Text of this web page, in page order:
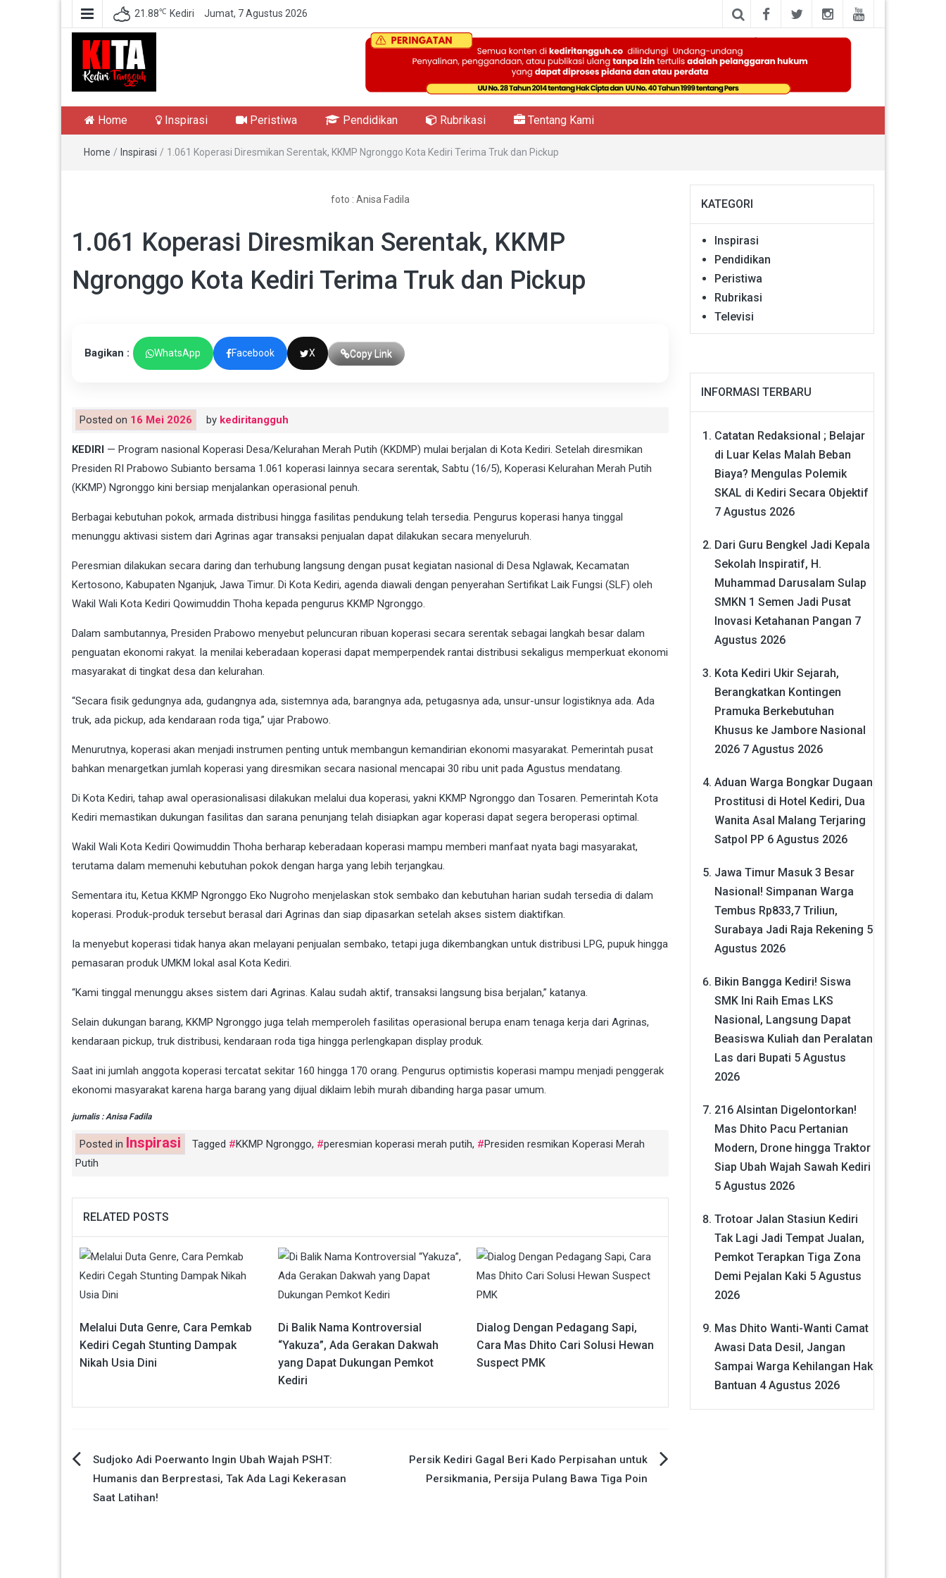
21.88℃ Kediri Jumat, 7 Agustus 2026
Kediri Tangguh
Home Inspirasi Peristiwa Pendidikan Rubrikasi Tentang Kami
Home / Inspirasi / 1.061 Koperasi Diresmikan Serentak, KKMP Ngronggo Kota Kediri Terima Truk dan Pickup
foto : Anisa Fadila
1.061 Koperasi Diresmikan Serentak, KKMP
Ngronggo Kota Kediri Terima Truk dan Pickup
Bagikan : WhatsApp Facebook X Copy Link
Posted on 16 Mei 2026 by kediritangguh
KEDIRI — Program nasional Koperasi Desa/Kelurahan Merah Putih (KKDMP) mulai berjalan di Kota Kediri. Setelah diresmikan
Presiden RI Prabowo Subianto bersama 1.061 koperasi lainnya secara serentak, Sabtu (16/5), Koperasi Kelurahan Merah Putih
(KKMP) Ngronggo kini bersiap menjalankan operasional penuh.
Berbagai kebutuhan pokok, armada distribusi hingga fasilitas pendukung telah tersedia. Pengurus koperasi hanya tinggal
menunggu aktivasi sistem dari Agrinas agar transaksi penjualan dapat dilakukan secara menyeluruh.
Peresmian dilakukan secara daring dan terhubung langsung dengan pusat kegiatan nasional di Desa Nglawak, Kecamatan
Kertosono, Kabupaten Nganjuk, Jawa Timur. Di Kota Kediri, agenda diawali dengan penyerahan Sertifikat Laik Fungsi (SLF) oleh
Wakil Wali Kota Kediri Qowimuddin Thoha kepada pengurus KKMP Ngronggo.
Dalam sambutannya, Presiden Prabowo menyebut peluncuran ribuan koperasi secara serentak sebagai langkah besar dalam
penguatan ekonomi rakyat. Ia menilai keberadaan koperasi dapat memperpendek rantai distribusi sekaligus memperkuat ekonomi
masyarakat di tingkat desa dan kelurahan.
“Secara fisik gedungnya ada, gudangnya ada, sistemnya ada, barangnya ada, petugasnya ada, unsur-unsur logistiknya ada. Ada
truk, ada pickup, ada kendaraan roda tiga,” ujar Prabowo.
Menurutnya, koperasi akan menjadi instrumen penting untuk membangun kemandirian ekonomi masyarakat. Pemerintah pusat
bahkan menargetkan jumlah koperasi yang diresmikan secara nasional mencapai 30 ribu unit pada Agustus mendatang.
Di Kota Kediri, tahap awal operasionalisasi dilakukan melalui dua koperasi, yakni KKMP Ngronggo dan Tosaren. Pemerintah Kota
Kediri memastikan dukungan fasilitas dan sarana penunjang telah disiapkan agar koperasi dapat segera beroperasi optimal.
Wakil Wali Kota Kediri Qowimuddin Thoha berharap keberadaan koperasi mampu memberi manfaat nyata bagi masyarakat,
terutama dalam memenuhi kebutuhan pokok dengan harga yang lebih terjangkau.
Sementara itu, Ketua KKMP Ngronggo Eko Nugroho menjelaskan stok sembako dan kebutuhan harian sudah tersedia di dalam
koperasi. Produk-produk tersebut berasal dari Agrinas dan siap dipasarkan setelah akses sistem diaktifkan.
Ia menyebut koperasi tidak hanya akan melayani penjualan sembako, tetapi juga dikembangkan untuk distribusi LPG, pupuk hingga
pemasaran produk UMKM lokal asal Kota Kediri.
“Kami tinggal menunggu akses sistem dari Agrinas. Kalau sudah aktif, transaksi langsung bisa berjalan,” katanya.
Selain dukungan barang, KKMP Ngronggo juga telah memperoleh fasilitas operasional berupa enam tenaga kerja dari Agrinas,
kendaraan pickup, truk distribusi, kendaraan roda tiga hingga perlengkapan display produk.
Saat ini jumlah anggota koperasi tercatat sekitar 160 hingga 170 orang. Pengurus optimistis koperasi mampu menjadi penggerak
ekonomi masyarakat karena harga barang yang dijual diklaim lebih murah dibanding harga pasar umum.
jurnalis : Anisa Fadila
Posted in Inspirasi Tagged KKMP Ngronggo, peresmian koperasi merah putih,
Presiden resmikan Koperasi Merah
Putih
RELATED POSTS
Melalui Duta Genre, Cara Pemkab
Kediri Cegah Stunting Dampak
Nikah Usia Dini
Di Balik Nama Kontroversial
“Yakuza”, Ada Gerakan Dakwah
yang Dapat Dukungan Pemkot
Kediri
Dialog Dengan Pedagang Sapi,
Cara Mas Dhito Cari Solusi Hewan
Suspect PMK
Navigasi
pos
Sudjoko Adi Poerwanto Ingin Ubah Wajah PSHT:
Humanis dan Berprestasi, Tak Ada Lagi Kekerasan
Saat Latihan!
Persik Kediri Gagal Beri Kado Perpisahan untuk
Persikmania, Persija Pulang Bawa Tiga Poin
KATEGORI
Inspirasi
Pendidikan
Peristiwa
Rubrikasi
Televisi
INFORMASI TERBARU
Catatan Redaksional ; Belajar
di Luar Kelas Malah Beban
Biaya? Mengulas Polemik
SKAL di Kediri Secara Objektif
7 Agustus 2026
Dari Guru Bengkel Jadi Kepala
Sekolah Inspiratif, H.
Muhammad Darusalam Sulap
SMKN 1 Semen Jadi Pusat
Inovasi Ketahanan Pangan 7
Agustus 2026
Kota Kediri Ukir Sejarah,
Berangkatkan Kontingen
Pramuka Berkebutuhan
Khusus ke Jambore Nasional
2026 7 Agustus 2026
Aduan Warga Bongkar Dugaan
Prostitusi di Hotel Kediri, Dua
Wanita Asal Malang Terjaring
Satpol PP 6 Agustus 2026
Jawa Timur Masuk 3 Besar
Nasional! Simpanan Warga
Tembus Rp833,7 Triliun,
Surabaya Jadi Raja Rekening 5
Agustus 2026
Bikin Bangga Kediri! Siswa
SMK Ini Raih Emas LKS
Nasional, Langsung Dapat
Beasiswa Kuliah dan Peralatan
Las dari Bupati 5 Agustus
2026
216 Alsintan Digelontorkan!
Mas Dhito Pacu Pertanian
Modern, Drone hingga Traktor
Siap Ubah Wajah Sawah Kediri
5 Agustus 2026
Trotoar Jalan Stasiun Kediri
Tak Lagi Jadi Tempat Jualan,
Pemkot Terapkan Tiga Zona
Demi Pejalan Kaki 5 Agustus
2026
Mas Dhito Wanti-Wanti Camat
Awasi Data Desil, Jangan
Sampai Warga Kehilangan Hak
Bantuan 4 Agustus 2026